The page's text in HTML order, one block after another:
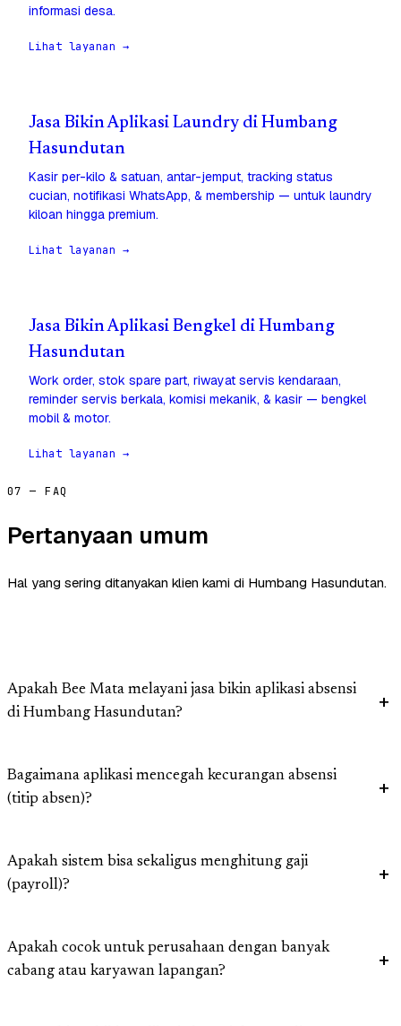
informasi desa.
Lihat layanan →
Jasa Bikin Aplikasi Laundry di Humbang
Hasundutan
Kasir per-kilo & satuan, antar-jemput, tracking status
cucian, notifikasi WhatsApp, & membership — untuk laundry
kiloan hingga premium.
Lihat layanan →
Jasa Bikin Aplikasi Bengkel di Humbang
Hasundutan
Work order, stok spare part, riwayat servis kendaraan,
reminder servis berkala, komisi mekanik, & kasir — bengkel
mobil & motor.
Lihat layanan →
07 — FAQ
Pertanyaan umum
Hal yang sering ditanyakan klien kami di Humbang Hasundutan.
Apakah Bee Mata melayani jasa bikin aplikasi absensi
di Humbang Hasundutan?
Bagaimana aplikasi mencegah kecurangan absensi
(titip absen)?
Apakah sistem bisa sekaligus menghitung gaji
(payroll)?
Apakah cocok untuk perusahaan dengan banyak
cabang atau karyawan lapangan?